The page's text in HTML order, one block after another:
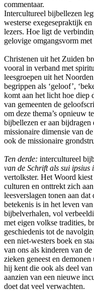
commentaar.
Intercultureel bijbellezen
westerse exegesepraktijk
lezers. Hoe ligt de
gelovige omgangsvorm
Christenen uit het Zuiden
vooral in verband met
leesgroepen uit het
begrippen als ‘geloof’,
komt aan het licht hoe diep
van gemeenten de
om deze thema’s opnieuw
bijbellezen er aan bijdragen
missionaire dimensie van
ook de missionaire
Ten derde: intercultureel
van de Schrift als sui ipsius
vertolkster. Het Woord
culturen en onttrekt zich
leesverslagen tonen aan
betekenis is in het leven
bijbelverhalen, vol
met eigen volkse tradities,
geschiedenis tot de
een niet-westers boek en
van ons als kinderen van
zieken geneest en
hij kent die ook als deel
aanzien van een nieuwe
doet dat veel verwachten.